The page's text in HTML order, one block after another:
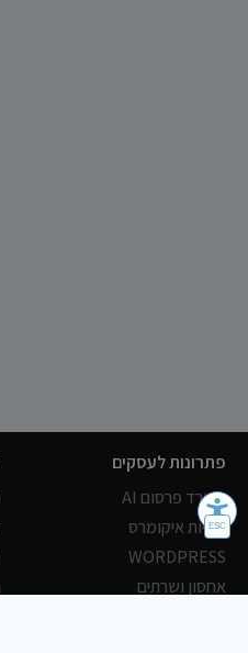
פתרונות לעסקים
משרד פרסום AI
חנויות איקומרס
WORDPRESS
אחסון ושרתים